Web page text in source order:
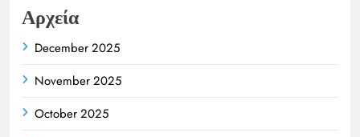
Αρχεία
December 2025
November 2025
October 2025